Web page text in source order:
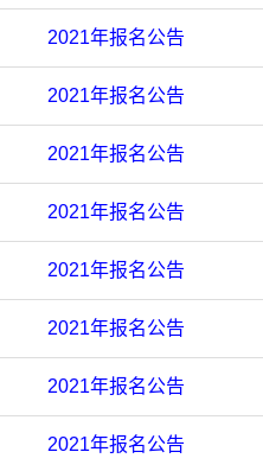
2021年报名公告
2021年报名公告
2021年报名公告
2021年报名公告
2021年报名公告
2021年报名公告
2021年报名公告
2021年报名公告